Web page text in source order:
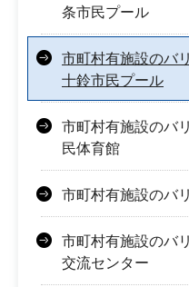
条市民プール
市町村有施設のバ
十鈴市民プール
市町村有施設のバ
民体育館
市町村有施設のバ
市町村有施設のバ
交流センター